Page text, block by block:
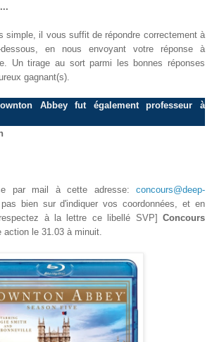
simple, il vous suffit de répondre correctement à
en nous envoyant votre réponse à
Un tirage au sort parmi les bonnes réponses
gagnant(s).
Abbey fut également professeur à
par mail à cette adresse: concours@deep-
pas bien sur d'indiquer vos coordonnées, et en
à la lettre ce libellé SVP] Concours
action le 31 .03 à minuit.